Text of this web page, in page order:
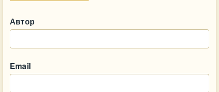
Автор
Email